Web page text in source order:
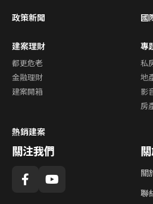
政策新聞 國
建案理財
都更危老
金融理財
建案開箱
專
私
地
影
房
熱銷建案
關注我們
關
聯